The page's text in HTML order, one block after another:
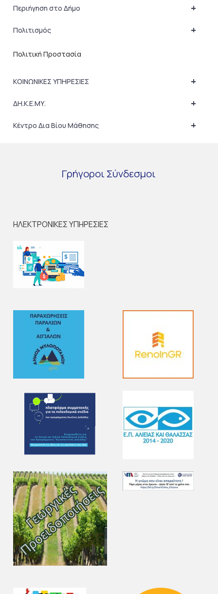
+
Περιήγηση στο Δήμο
+
Πολιτισμός
Πολιτική Προστασία
+
ΚΟΙΝΩΝΙΚΕΣ ΥΠΗΡΕΣΙΕΣ
+
ΔΗ.Κ.Ε.ΜΥ.
+
Κέντρο Δια Βίου Μάθησης
Γρήγοροι Σύνδεσμοι
ΗΛΕΚΤΡΟΝΙΚΕΣ ΥΠΗΡΕΣΙΕΣ